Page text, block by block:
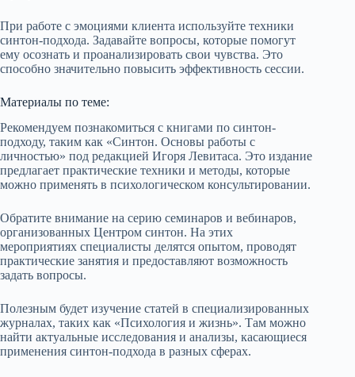
При работе с эмоциями клиента используйте техники
синтон-подхода. Задавайте вопросы, которые помогут
ему осознать и проанализировать свои чувства. Это
способно значительно повысить эффективность сессии.
Материалы по теме:
Рекомендуем познакомиться с книгами по синтон-
подходу, таким как «Синтон. Основы работы с
личностью» под редакцией Игоря Левитаса. Это издание
предлагает практические техники и методы, которые
можно применять в психологическом консультировании.
Обратите внимание на серию семинаров и вебинаров,
организованных Центром синтон. На этих
мероприятиях специалисты делятся опытом, проводят
практические занятия и предоставляют возможность
задать вопросы.
Полезным будет изучение статей в специализированных
журналах, таких как «Психология и жизнь». Там можно
найти актуальные исследования и анализы, касающиеся
применения синтон-подхода в разных сферах.